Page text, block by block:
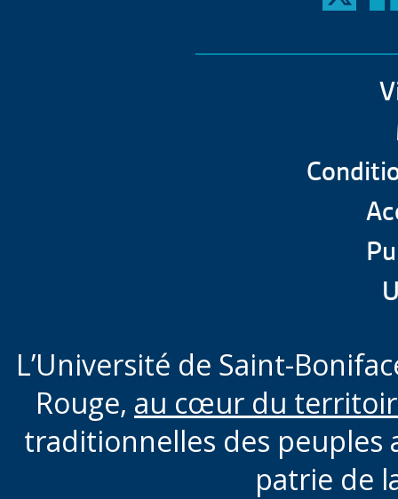
L’Université de Saint-
Rouge, au cœur du
traditionnelles des peuples
patrie de